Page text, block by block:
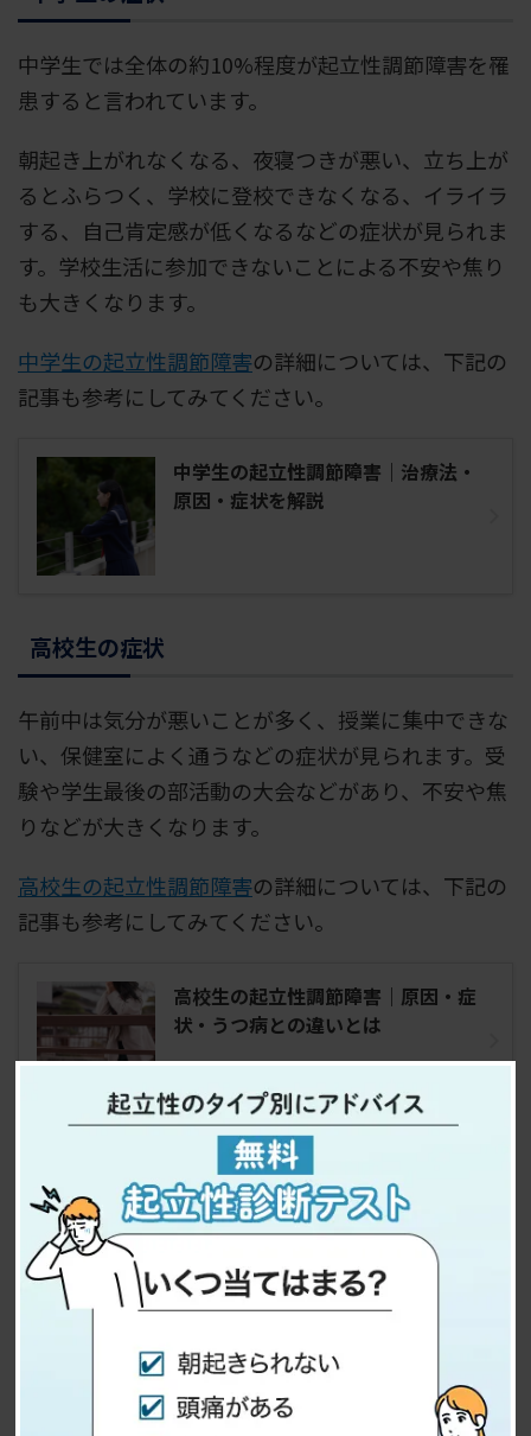
中学生では全体の約10%程度が起立性調節障害を罹
患すると言われています。
朝起き上がれなくなる、夜寝つきが悪い、立ち上が
るとふらつく、学校に登校できなくなる、イライラ
する、自己肯定感が低くなるなどの症状が見られま
す。学校生活に参加できないことによる不安や焦り
も大きくなります。
中学生の起立性調節障害の詳細については、下記の
記事も参考にしてみてください。
中学生の起立性調節障害｜治療法・
原因・症状を解説
高校生の症状
午前中は気分が悪いことが多く、授業に集中できな
い、保健室によく通うなどの症状が見られます。受
験や学生最後の部活動の大会などがあり、不安や焦
りなどが大きくなります。
高校生の起立性調節障害の詳細については、下記の
記事も参考にしてみてください。
高校生の起立性調節障害｜原因・症
状・うつ病との違いとは
午前中は体調不良であることが多く、仕事のことを
考えると気分が重くなる、遅刻が増え、午前中は特
に仕事に集中できない、日々の体調が安定しないな
どの症状が見られます。
朝礼などで立って話を聞いているとバタッと失神し